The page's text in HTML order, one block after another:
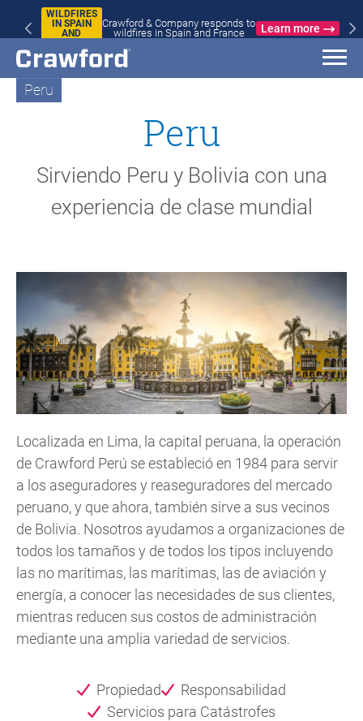
WILDFIRES
IN SPAIN
AND
Crawford & Company responds to
wildfires in Spain and France
Learn more
Peru
Peru
Sirviendo Peru y Bolivia con una
experiencia de clase mundial
Localizada en Lima, la capital peruana, la operación
de Crawford Perú se estableció en 1984 para servir
a los aseguradores y reaseguradores del mercado
peruano, y que ahora, también sirve a sus vecinos
de Bolivia. Nosotros ayudamos a organizaciones de
todos los tamaños y de todos los tipos incluyendo
las no marítimas, las marítimas, las de aviación y
energía, a conocer las necesidades de sus clientes,
mientras reducen sus costos de administración
mediante una amplia variedad de servicios.
Propiedad
Responsabilidad
Servicios para Catástrofes